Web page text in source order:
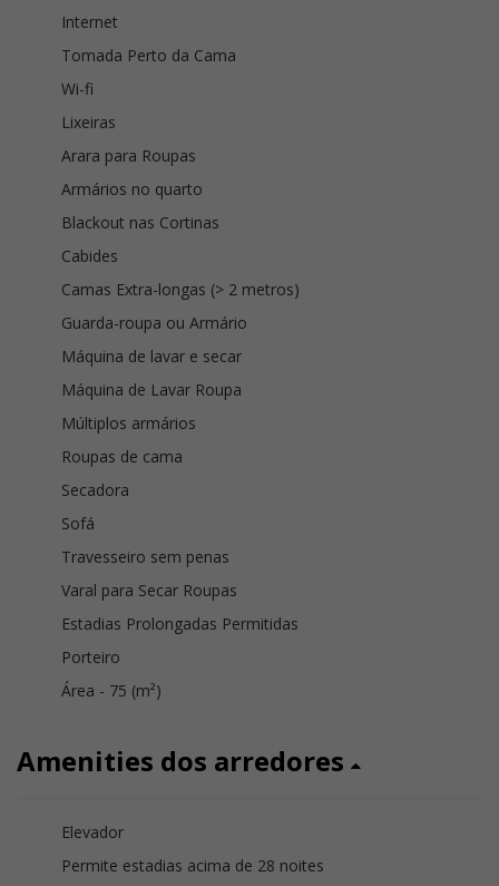
Internet
Tomada Perto da Cama
Wi-fi
Lixeiras
Arara para Roupas
Armários no quarto
Blackout nas Cortinas
Cabides
Camas Extra-longas (> 2 metros)
Guarda-roupa ou Armário
Máquina de lavar e secar
Máquina de Lavar Roupa
Múltiplos armários
Roupas de cama
Secadora
Sofá
Travesseiro sem penas
Varal para Secar Roupas
Estadias Prolongadas Permitidas
Porteiro
Área - 75 (m²)
Amenities dos arredores
Elevador
Permite estadias acima de 28 noites